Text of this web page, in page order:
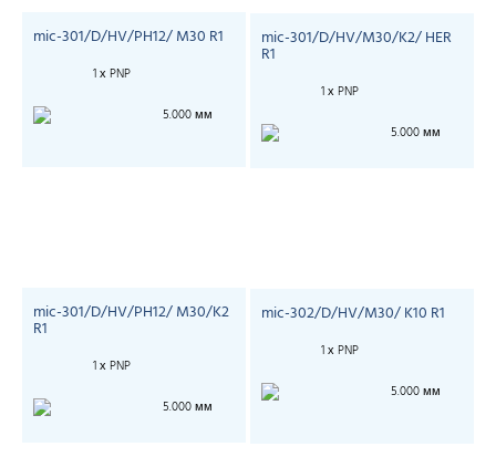
mic-301/D/HV/PH12/ M30 R1
1 х PNP
5.000 мм
mic-301/D/HV/M30/K2/ HER
R1
1 х PNP
5.000 мм
mic-301/D/HV/PH12/ M30/K2
R1
1 х PNP
5.000 мм
mic-302/D/HV/M30/ K10 R1
1 х PNP
5.000 мм